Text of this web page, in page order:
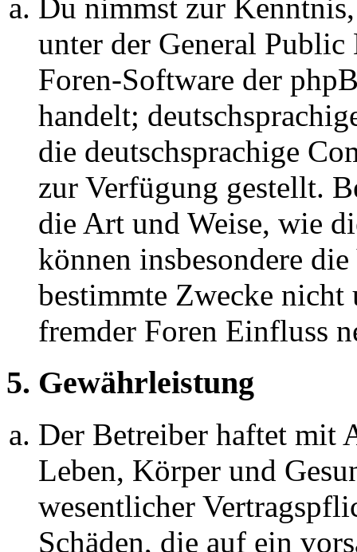
Du nimmst zur
unter der General
Foren-Software der
handelt;
die deutschsprachige
zur Verfügung gestellt.
die Art und Weise, wie
können insbesondere
bestimmte Zwecke nicht
fremder Foren Einfluss
5. Gewährleistung
Der Betreiber haftet mit
Leben, Körper und
wesentlicher
Schäden, die auf ein